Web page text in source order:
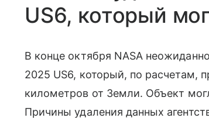
US6, который
В конце октября NASA неожиданно
2025 US6, который, по расчетам,
километров от Земли. Объект
Причины удаления данных